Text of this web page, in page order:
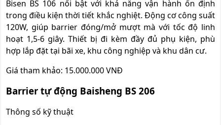
Bisen BS 106 nổi bật với khả năng vận hành ổn định
trong điều kiện thời tiết khắc nghiệt. Động cơ công suất
120W, giúp barrier đóng/mở mượt mà với tốc độ linh
hoạt 1,5-6 giây. Thiết bị đi kèm đầy đủ phụ kiện, phù
hợp lắp đặt tại bãi xe, khu công nghiệp và khu dân cư.
Giá tham khảo: 15.000.000 VNĐ
Barrier tự động Baisheng BS 206
Thông số kỹ thuật